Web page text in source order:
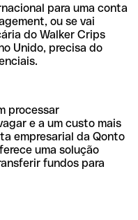
para uma conta
ou se vai
do Walker Crips
Unido, precisa do
processar
e a um custo mais
empresarial da Qonto
uma solução
fundos para